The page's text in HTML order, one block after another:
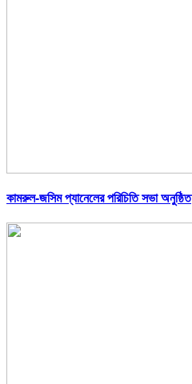
কামরুল-জসিম প্যানেলের পরিচিতি সভা অনুষ্ঠিত